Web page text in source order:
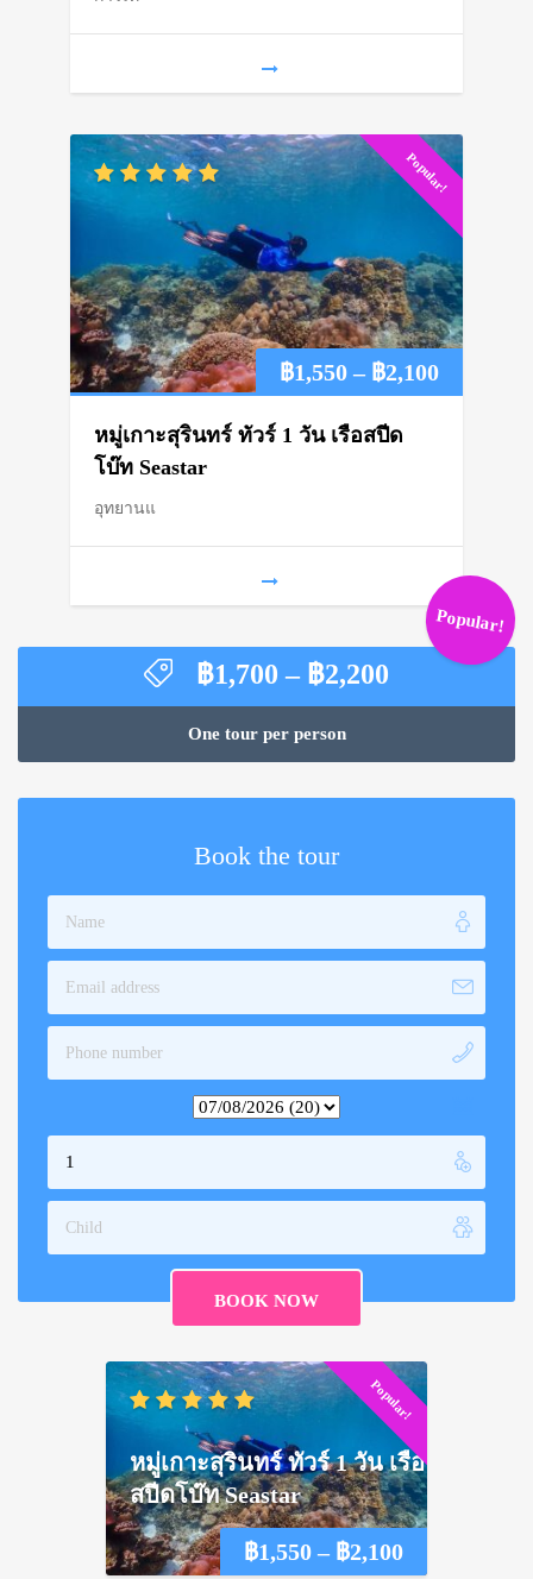
Popular!
฿1,550 – ฿2,100Price
หมู่เกาะสุรินทร์ ทัวร์ 1 วัน เรือสปีด
โบ๊ท Seastar
อุทยานแ
฿1,700 – ฿2,200
range:
through
฿2,200
One tour per person
Popular!
Book the tour
Popular!
฿1,550 – ฿2,100Price
หมู่เกาะสุรินทร์ ทัวร์ 1 วัน เรือ
สปีดโบ๊ท Seastar